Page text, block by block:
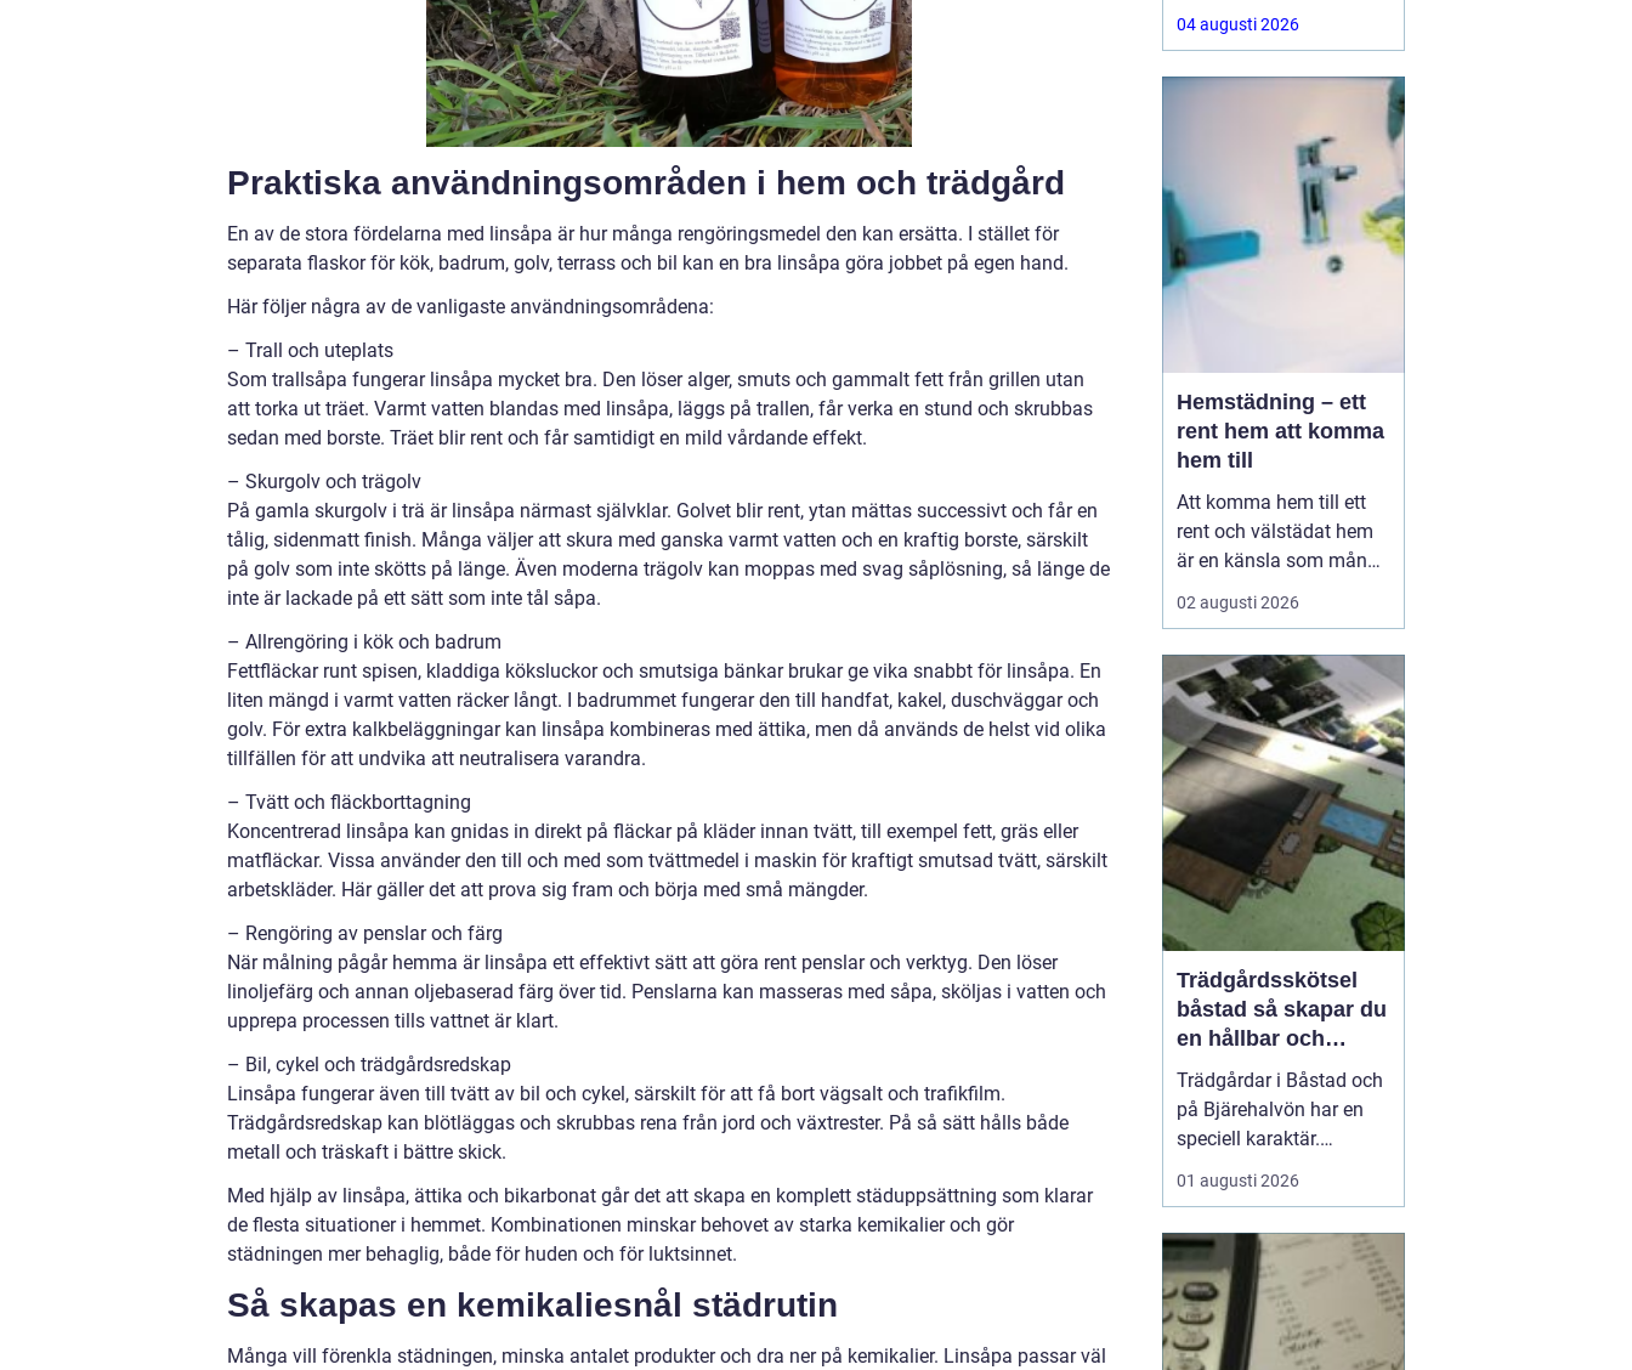
Praktiska användningsområden i hem och trädgård
En av de stora fördelarna med linsåpa är hur många rengöringsmedel den kan ersätta. I stället för
separata flaskor för kök, badrum, golv, terrass och bil kan en bra linsåpa göra jobbet på egen hand.
Här följer några av de vanligaste användningsområdena:
– Trall och uteplats
Som trallsåpa fungerar linsåpa mycket bra. Den löser alger, smuts och gammalt fett från grillen utan
att torka ut träet. Varmt vatten blandas med linsåpa, läggs på trallen, får verka en stund och skrubbas
sedan med borste. Träet blir rent och får samtidigt en mild vårdande effekt.
– Skurgolv och trägolv
På gamla skurgolv i trä är linsåpa närmast självklar. Golvet blir rent, ytan mättas successivt och får en
tålig, sidenmatt finish. Många väljer att skura med ganska varmt vatten och en kraftig borste, särskilt
på golv som inte skötts på länge. Även moderna trägolv kan moppas med svag såplösning, så länge de
inte är lackade på ett sätt som inte tål såpa.
– Allrengöring i kök och badrum
Fettfläckar runt spisen, kladdiga köksluckor och smutsiga bänkar brukar ge vika snabbt för linsåpa. En
liten mängd i varmt vatten räcker långt. I badrummet fungerar den till handfat, kakel, duschväggar och
golv. För extra kalkbeläggningar kan linsåpa kombineras med ättika, men då används de helst vid olika
tillfällen för att undvika att neutralisera varandra.
– Tvätt och fläckborttagning
Koncentrerad linsåpa kan gnidas in direkt på fläckar på kläder innan tvätt, till exempel fett, gräs eller
matfläckar. Vissa använder den till och med som tvättmedel i maskin för kraftigt smutsad tvätt, särskilt
arbetskläder. Här gäller det att prova sig fram och börja med små mängder.
– Rengöring av penslar och färg
När målning pågår hemma är linsåpa ett effektivt sätt att göra rent penslar och verktyg. Den löser
linoljefärg och annan oljebaserad färg över tid. Penslarna kan masseras med såpa, sköljas i vatten och
upprepa processen tills vattnet är klart.
– Bil, cykel och trädgårdsredskap
Linsåpa fungerar även till tvätt av bil och cykel, särskilt för att få bort vägsalt och trafikfilm.
Trädgårdsredskap kan blötläggas och skrubbas rena från jord och växtrester. På så sätt hålls både
metall och träskaft i bättre skick.
Med hjälp av linsåpa, ättika och bikarbonat går det att skapa en komplett städuppsättning som klarar
de flesta situationer i hemmet. Kombinationen minskar behovet av starka kemikalier och gör
städningen mer behaglig, både för huden och för luktsinnet.
Så skapas en kemikaliesnål städrutin
Många vill förenkla städningen, minska antalet produkter och dra ner på kemikalier. Linsåpa passar väl
Linköping utsätts taken
för stora
börjar åldras kan små
skador snabbt växa till
dyra fuktproblem. Att
anlita en erfaren
04 augusti 2026
Hemstädning – ett
rent hem att komma
hem till
Att komma hem till ett
rent och välstädat hem
är en känsla som många
värdesätter högt. I en
hektisk storstadsmiljö
dock vara svårt att få
tiden att räcka till fö...
02 augusti 2026
Trädgårdsskötsel
båstad så skapar du
en hållbar och
vacker trädgård på
bjäre
Trädgårdar i Båstad och
på Bjärehalvön har en
speciell karaktär.
Kombinationen av
närheten till havet, de
skyddade lägen gör att
många vill skapa gröna
rum som både är vackra
och lättskötta. Samtidigt
01 augusti 2026